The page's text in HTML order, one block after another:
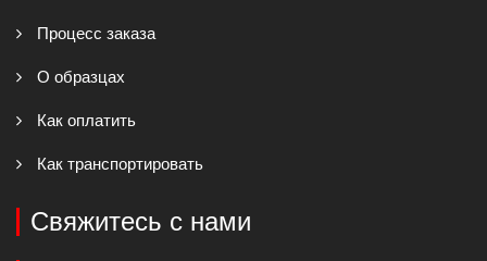
Процесс заказа
О образцах
Как оплатить
Как транспортировать
Свяжитесь с нами